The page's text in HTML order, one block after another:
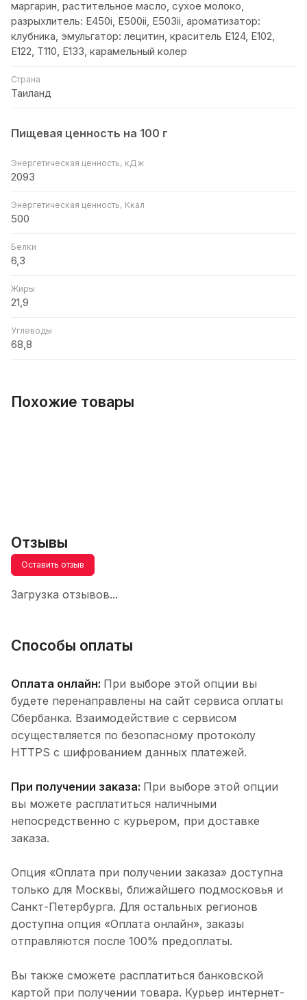
маргарин, растительное масло, сухое молоко,
разрыхлитель: Е450i, E500ii, E503ii, ароматизатор:
клубника, эмульгатор: лецитин, краситель Е124, Е102,
Е122, Т110, Е133, карамельный колер
Страна
Таиланд
Пищевая ценность на 100 г
Энергетическая ценность, кДж
2093
Энергетическая ценность, Ккал
500
Белки
6,3
Жиры
21,9
Углеводы
68,8
Похожие товары
Отзывы
Оставить отзыв
Загрузка отзывов...
Способы оплаты
Оплата онлайн: При выборе этой опции вы
будете перенаправлены на сайт сервиса оплаты
Сбербанка. Взаимодействие с сервисом
осуществляется по безопасному протоколу
HTTPS с шифрованием данных платежей.
При получении заказа: При выборе этой опции
вы можете расплатиться наличными
непосредственно с курьером, при доставке
заказа.
Опция «Оплата при получении заказа» доступна
только для Москвы, ближайшего подмосковья и
Санкт-Петербурга. Для остальных регионов
доступна опция «Оплата онлайн», заказы
отправляются после 100% предоплаты.
Вы также сможете расплатиться банковской
картой при получении товара. Курьер интернет-